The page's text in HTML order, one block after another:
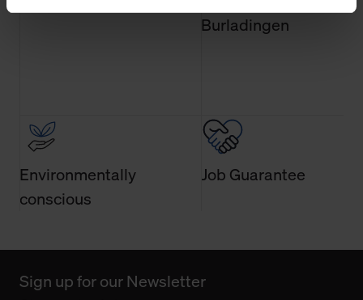
und Web-Technologien für Ihr personalisiertes
Einkaufserlebnis verwenden dürfen. Über die jeweiligen
Fall Sie nur die notwendigen Cookies erlauben möchten,
verwenden wir lediglich die erwähnten technisch
erforderlichen Cookies.
Über den Reiter „Details“ erfahren Sie weiterführende
allgemeine Informationen über Cookies einsehen. Über
jederzeit Ihre Einwilligungserklärung anpassen. Ihre
Burladingen
Environmentally
conscious
Job Guarantee
Sign up for our Newsletter